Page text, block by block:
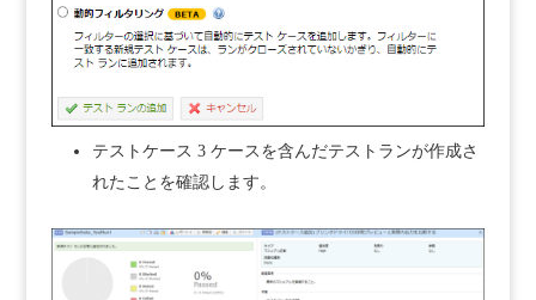
テストケース 3 ケースを含んだテストランが作成さ
れたことを確認します。